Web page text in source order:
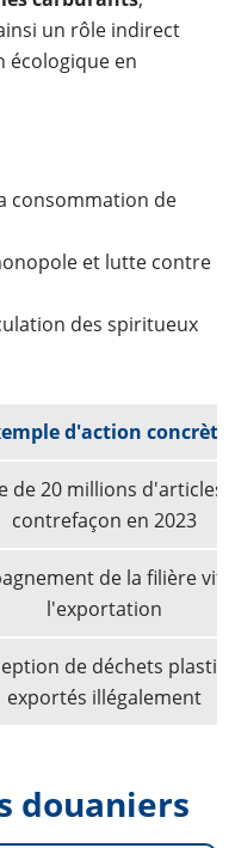
un rôle indirect
écologique en
consommation de
et lutte contre
des spiritueux
d'action concrète
de 20 millions d'articles
contrefaçon en 2023
de la filière
l'exportation
de déchets
exportés illégalement
douaniers